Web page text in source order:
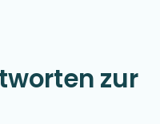
zur